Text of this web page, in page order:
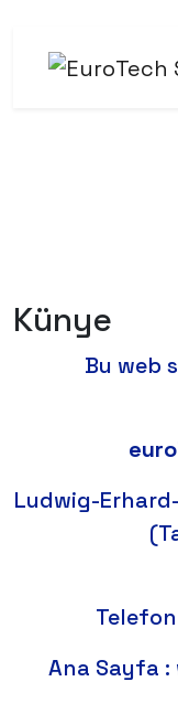
Künye
Bu web
Ludwig-
Ana Sayfa